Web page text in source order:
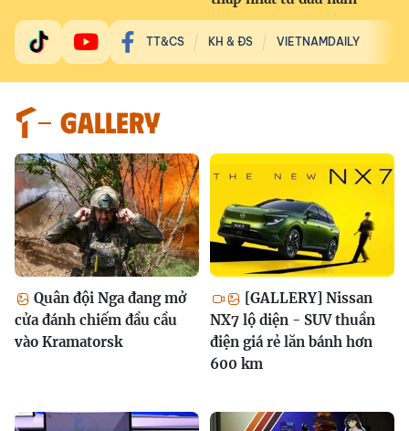
TT&CS KH & ĐS VIETNAMDAILY
GALLERY
Quân đội Nga đang mở
cửa đánh chiếm đầu cầu
vào Kramatorsk
[GALLERY] Nissan
NX7 lộ diện - SUV thuần
điện giá rẻ lăn bánh hơn
600 km